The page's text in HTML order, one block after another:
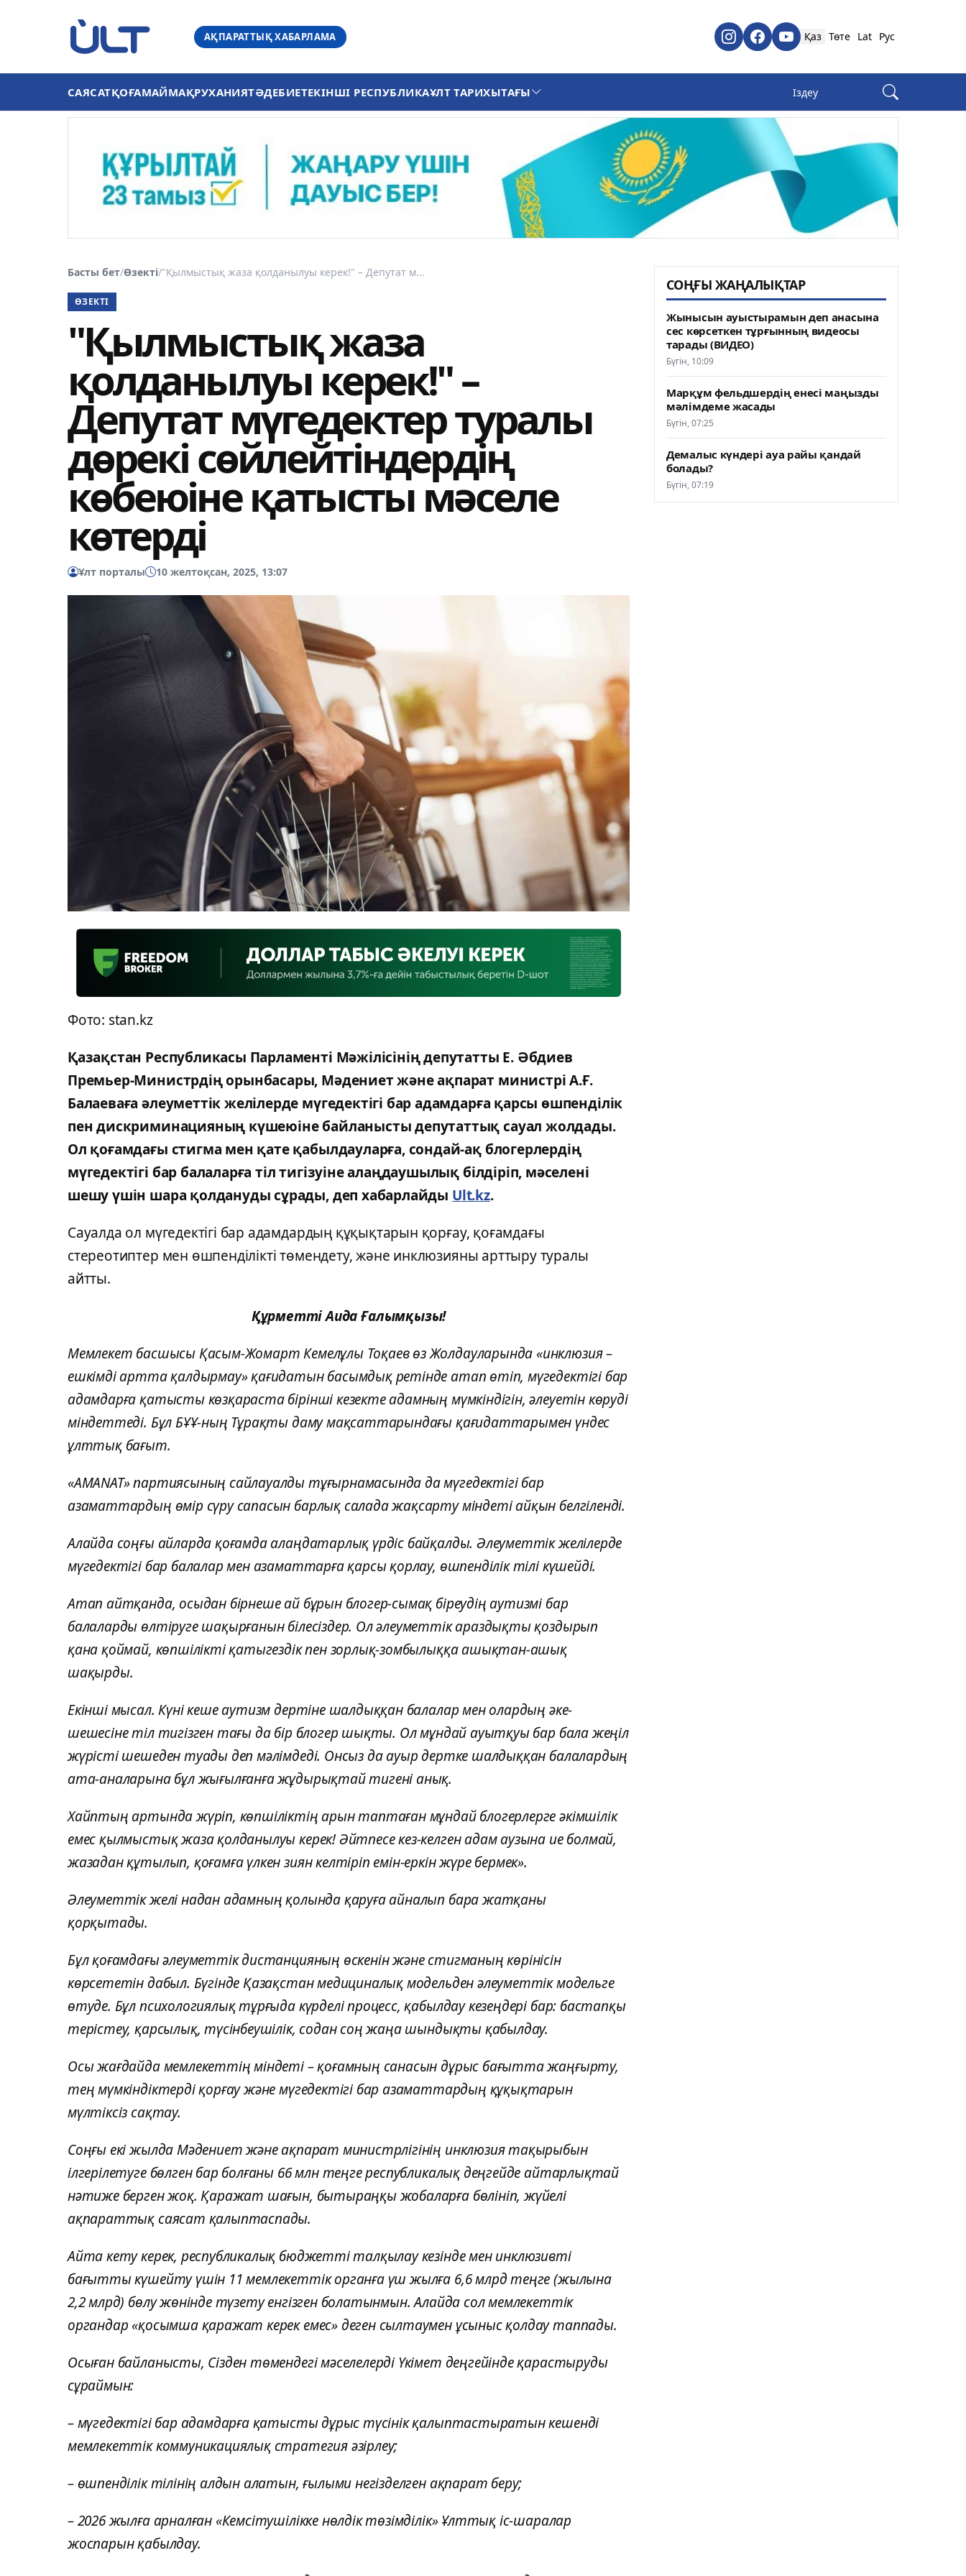
АҚПАРАТТЫҚ ХАБАРЛАМА Қаз Төте Lat Рус
САЯСАТҚОҒАМАЙМАҚРУХАНИЯТӘДЕБИЕТЕКІНШІ РЕСПУБЛИКАҰЛТ ТАРИХЫТАҒЫ
Басты бет/Өзекті/"Қылмыстық жаза қолданылуы керек!" – Депутат м...
ӨЗЕКТІ
"Қылмыстық жаза
қолданылуы керек!" –
Депутат мүгедектер туралы
дөрекі сөйлейтіндердің
көбеюіне қатысты мәселе
көтерді
Ұлт порталы 10 желтоқсан, 2025, 13:07
Фото: stan.kz
Қазақстан Республикасы Парламенті Мәжілісінің депутатты Е. Әбдиев
Премьер-Министрдің орынбасары, Мәдениет және ақпарат министрі А.Ғ.
Балаеваға әлеуметтік желілерде мүгедектігі бар адамдарға қарсы өшпенділік
пен дискриминацияның күшеюіне байланысты депутаттық сауал жолдады.
Ол қоғамдағы стигма мен қате қабылдауларға, сондай-ақ блогерлердің
мүгедектігі бар балаларға тіл тигізуіне алаңдаушылық білдіріп, мәселені
шешу үшін шара қолдануды сұрады, деп хабарлайды Ult.kz.
Сауалда ол мүгедектігі бар адамдардың құқықтарын қорғау, қоғамдағы
стереотиптер мен өшпенділікті төмендету, және инклюзияны арттыру туралы
айтты.
Құрметті Аида Ғалымқызы!
Мемлекет басшысы Қасым-Жомарт Кемелұлы Тоқаев өз Жолдауларында «инклюзия –
ешкімді артта қалдырмау» қағидатын басымдық ретінде атап өтіп, мүгедектігі бар
адамдарға қатысты көзқараста бірінші кезекте адамның мүмкіндігін, әлеуетін көруді
міндеттеді. Бұл БҰҰ-ның Тұрақты даму мақсаттарындағы қағидаттарымен үндес
ұлттық бағыт.
«AMANAT» партиясының сайлауалды тұғырнамасында да мүгедектігі бар
азаматтардың өмір сүру сапасын барлық салада жақсарту міндеті айқын белгіленді.
Алайда соңғы айларда қоғамда алаңдатарлық үрдіс байқалды. Әлеуметтік желілерде
мүгедектігі бар балалар мен азаматтарға қарсы қорлау, өшпенділік тілі күшейді.
Атап айтқанда, осыдан бірнеше ай бұрын блогер-сымақ біреудің аутизмі бар
балаларды өлтіруге шақырғанын білесіздер. Ол әлеуметтік араздықты қоздырып
қана қоймай, көпшілікті қатыгездік пен зорлық-зомбылыққа ашықтан-ашық
шақырды.
Екінші мысал. Күні кеше аутизм дертіне шалдыққан балалар мен олардың әке-
шешесіне тіл тигізген тағы да бір блогер шықты. Ол мұндай ауытқуы бар бала жеңіл
жүрісті шешеден туады деп мәлімдеді. Онсыз да ауыр дертке шалдыққан балалардың
ата-аналарына бұл жығылғанға жұдырықтай тигені анық.
Хайптың артында жүріп, көпшіліктің арын таптаған мұндай блогерлерге әкімшілік
емес қылмыстық жаза қолданылуы керек! Әйтпесе кез-келген адам аузына ие болмай,
жазадан құтылып, қоғамға үлкен зиян келтіріп емін-еркін жүре бермек».
Әлеуметтік желі надан адамның қолында қаруға айналып бара жатқаны
қорқытады.
Бұл қоғамдағы әлеуметтік дистанцияның өскенін және стигманың көрінісін
көрсететін дабыл. Бүгінде Қазақстан медициналық модельден әлеуметтік модельге
өтуде. Бұл психологиялық тұрғыда күрделі процесс, қабылдау кезеңдері бар: бастапқы
терістеу, қарсылық, түсінбеушілік, содан соң жаңа шындықты қабылдау.
Осы жағдайда мемлекеттің міндеті – қоғамның санасын дұрыс бағытта жаңғырту,
тең мүмкіндіктерді қорғау және мүгедектігі бар азаматтардың құқықтарын
мүлтіксіз сақтау.
Соңғы екі жылда Мәдениет және ақпарат министрлігінің инклюзия тақырыбын
ілгерілетуге бөлген бар болғаны 66 млн теңге республикалық деңгейде айтарлықтай
нәтиже берген жоқ. Қаражат шағын, бытыраңқы жобаларға бөлініп, жүйелі
ақпараттық саясат қалыптаспады.
Айта кету керек, республикалық бюджетті талқылау кезінде мен инклюзивті
бағытты күшейту үшін 11 мемлекеттік органға үш жылға 6,6 млрд теңге (жылына
2,2 млрд) бөлу жөнінде түзету енгізген болатынмын. Алайда сол мемлекеттік
органдар «қосымша қаражат керек емес» деген сылтаумен ұсыныс қолдау таппады.
Осыған байланысты, Сізден төмендегі мәселелерді Үкімет деңгейінде қарастыруды
сұраймын:
– мүгедектігі бар адамдарға қатысты дұрыс түсінік қалыптастыратын кешенді
мемлекеттік коммуникациялық стратегия әзірлеу;
– өшпенділік тілінің алдын алатын, ғылыми негізделген ақпарат беру;
– 2026 жылға арналған «Кемсітушілікке нөлдік төзімділік» Ұлттық іс-шаралар
жоспарын қабылдау.
СОҢҒЫ ЖАҢАЛЫҚТАР
Жынысын ауыстырамын деп анасына
сес көрсеткен тұрғынның видеосы
тарады (ВИДЕО)
Бүгін, 10:09
Марқұм фельдшердің енесі маңызды
мәлімдеме жасады
Бүгін, 07:25
Демалыс күндері ауа райы қандай
болады?
Бүгін, 07:19